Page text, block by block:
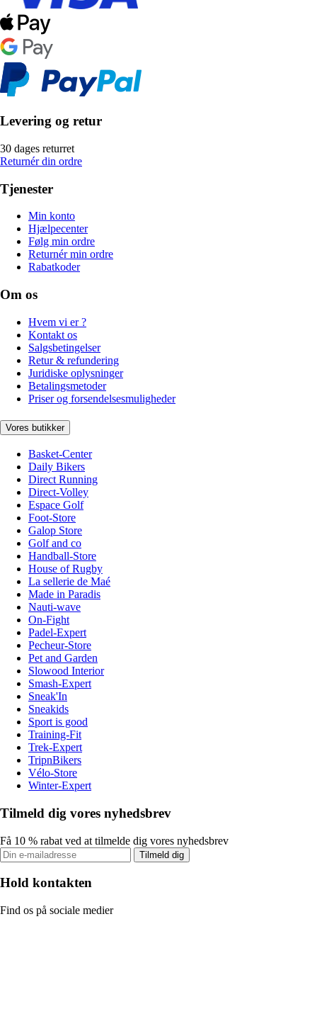
Levering og retur
30 dages returret
Returnér din ordre
Tjenester
Min konto
Hjælpecenter
Følg min ordre
Returnér min ordre
Rabatkoder
Om os
Hvem vi er ?
Kontakt os
Salgsbetingelser
Retur & refundering
Juridiske oplysninger
Betalingsmetoder
Priser og forsendelsesmuligheder
Vores butikker
Basket-Center
Daily Bikers
Direct Running
Direct-Volley
Espace Golf
Foot-Store
Galop Store
Golf and co
Handball-Store
House of Rugby
La sellerie de Maé
Made in Paradis
Nauti-wave
On-Fight
Padel-Expert
Pecheur-Store
Pet and Garden
Slowood Interior
Smash-Expert
Sneak'In
Sneakids
Sport is good
Training-Fit
Trek-Expert
TripnBikers
Vélo-Store
Winter-Expert
Tilmeld dig vores nyhedsbrev
Få 10 % rabat ved at tilmelde dig vores nyhedsbrev
Tilmeld dig
Hold kontakten
Find os på sociale medier